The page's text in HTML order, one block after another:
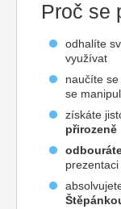
Proč se
odhalíte
využívat
naučíte se
se
získáte
přirozeně
prezentaci